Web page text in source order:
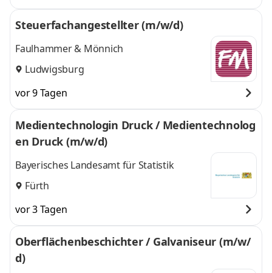
Steuerfachangestellter (m/w/d)
Faulhammer & Mönnich
Ludwigsburg
vor 9 Tagen
Medientechnologin Druck / Medientechnolog
en Druck (m/w/d)
Bayerisches Landesamt für Statistik
Fürth
vor 3 Tagen
Oberflächenbeschichter / Galvaniseur (m/w/
d)